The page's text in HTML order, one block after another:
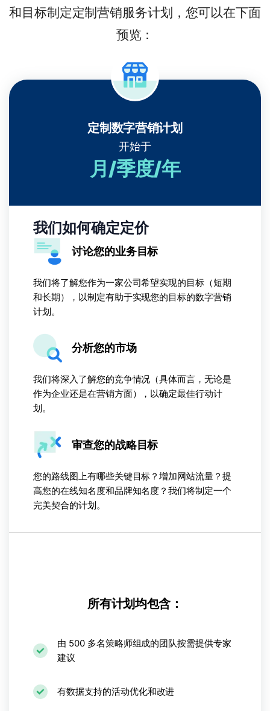
和目标制定定制营销服务计划，您可以在下面
预览：
定制数字营销计划
开始于
月/季度/年
我们如何确定定价
讨论您的业务目标
我们将了解您作为一家公司希望实现的目标（短期
和长期），以制定有助于实现您的目标的数字营销
计划。
分析您的市场
我们将深入了解您的竞争情况（具体而言，无论是
作为企业还是在营销方面），以确定最佳行动计
划。
审查您的战略目标
您的路线图上有哪些关键目标？增加网站流量？提
高您的在线知名度和品牌知名度？我们将制定一个
完美契合的计划。
所有计划均包含：
由 500 多名策略师组成的团队按需提供专家
建议
有数据支持的活动优化和改进